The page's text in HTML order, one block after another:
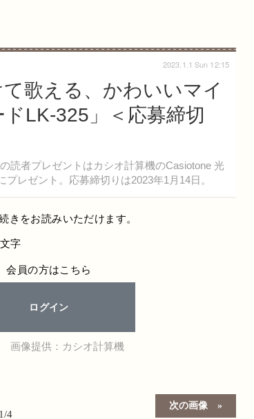
歌える、かわいいマイ
LK-325」＜応募締切
読者プレゼントはカシオ計算機のCasiotone 光
レゼント。応募締切りは2023年1月14日。
2023.1.1 Sun 12:15
きをお読みいただけます。
字
会員の方はこちら
ログイン
画像提供：カシオ計算機
次の画像
1/4